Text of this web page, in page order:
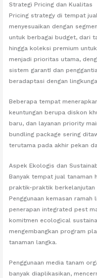
Strategi Pricing dan Kualitas
Pricing strategy di tempat
menyesuaikan dengan
untuk berbagai budget, dari
hingga koleksi premium
menjadi prioritas utama,
sistem garantI dan
beradaptasi dengan
Beberapa tempat
keuntungan berupa diskon
baru, dan layanan priority
bundling package sering
terutama pada akhir pekan
Aspek Ekologis dan
Banyak tempat jual tanaman
praktik-praktik berkelanjutan
Penggunaan kemasan ramah
penerapan integrated pest
komitmen ecological
mengembangkan program
tanaman langka.
Penggunaan media tanam
banyak diaplikasikan,